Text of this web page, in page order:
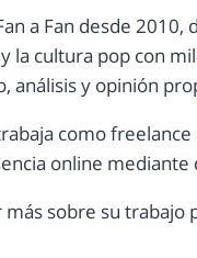
a Fan desde
la cultura pop con
análisis y opinión
como
online
más sobre su trabajo